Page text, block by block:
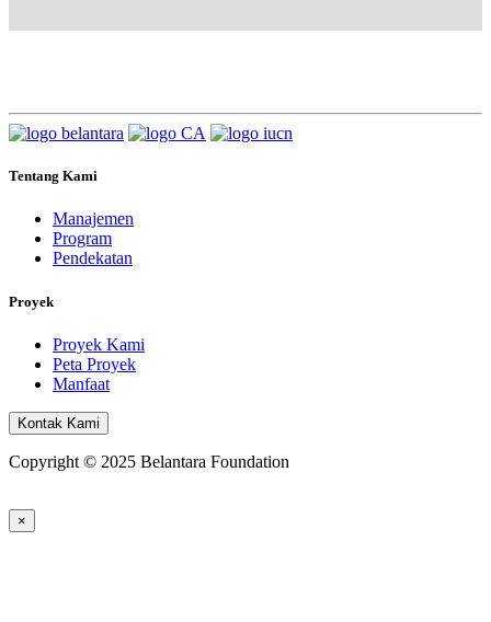
Tentang Kami
Manajemen
Program
Pendekatan
Proyek
Proyek Kami
Peta Proyek
Manfaat
Kontak Kami
Copyright © 2025 Belantara Foundation
×